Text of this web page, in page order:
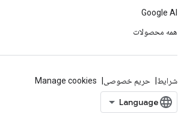
Google AI
همه محصولات
شرایط حریم خصوصی Manage cookies